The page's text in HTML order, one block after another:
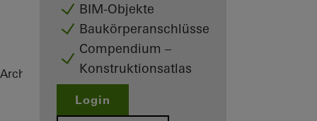
BIM-Objekte
Baukörperanschlüsse
Compendium –
Konstruktionsatlas
Login
Architekten ReferenzenHighlights